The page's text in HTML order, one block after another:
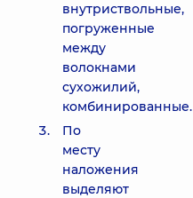
внутриствольные,
погруженные
между
волокнами
сухожилий,
комбинированные.
По
месту
наложения
выделяют